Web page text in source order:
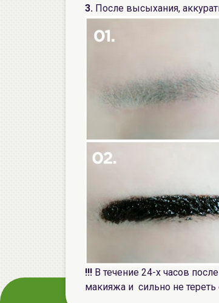
3. После высыхания,
!!! В течение 24-х часов
макияжа и сильно не тереть